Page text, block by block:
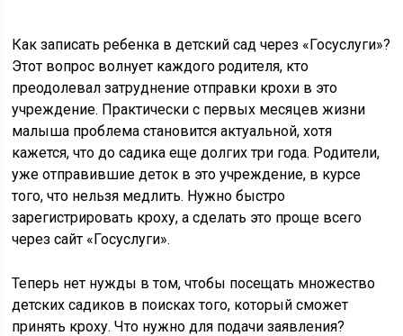
Как записать ребенка в детский сад через «Госуслуги»?
Этот вопрос волнует каждого родителя, кто
преодолевал затруднение отправки крохи в это
учреждение. Практически с первых месяцев жизни
малыша проблема становится актуальной, хотя
кажется, что до садика еще долгих три года. Родители,
уже отправившие деток в это учреждение, в курсе
того, что нельзя медлить. Нужно быстро
зарегистрировать кроху, а сделать это проще всего
через сайт «Госуслуги».
Теперь нет нужды в том, чтобы посещать множество
детских садиков в поисках того, который сможет
принять кроху. Что нужно для подачи заявления?